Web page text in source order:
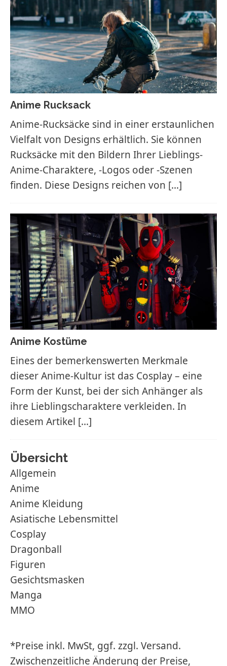
Anime Rucksack
Anime-Rucksäcke sind in einer erstaunlichen
Vielfalt von Designs erhältlich. Sie können
Rucksäcke mit den Bildern Ihrer Lieblings-
Anime-Charaktere, -Logos oder -Szenen
finden. Diese Designs reichen von […]
Anime Kostüme
Eines der bemerkenswerten Merkmale
dieser Anime-Kultur ist das Cosplay – eine
Form der Kunst, bei der sich Anhänger als
ihre Lieblingscharaktere verkleiden. In
diesem Artikel […]
Übersicht
Allgemein
Anime
Anime Kleidung
Asiatische Lebensmittel
Cosplay
Dragonball
Figuren
Gesichtsmasken
Manga
MMO
*Preise inkl. MwSt, ggf. zzgl. Versand.
Zwischenzeitliche Änderung der Preise,